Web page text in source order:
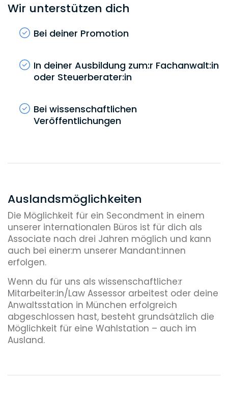
Wir unterstützen dich
Bei deiner Promotion
In deiner Ausbildung zum:r Fachanwalt:in
oder Steuerberater:in
Bei wissenschaftlichen
Veröffentlichungen
Auslandsmöglichkeiten
Die Möglichkeit für ein Secondment in einem
unserer internationalen Büros ist für dich als
Associate nach drei Jahren möglich und kann
auch bei einer:m unserer Mandant:innen
erfolgen.
Wenn du für uns als wissenschaftliche:r
Mitarbeiter:in/Law Assessor arbeitest oder deine
Anwaltsstation in München erfolgreich
abgeschlossen hast, besteht grundsätzlich die
Möglichkeit für eine Wahlstation – auch im
Ausland.